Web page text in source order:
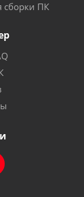
сборки ПК